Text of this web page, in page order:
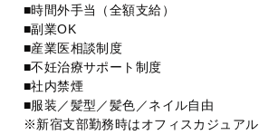
■時間外手当（全額支給）
■副業OK
■産業医相談制度
■不妊治療サポート制度
■社内禁煙
■服装／髪型／髪色／ネイル自由
※新宿支部勤務時はオフィスカジュアル